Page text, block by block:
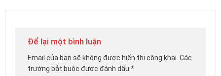
Để lại một bình luận
Email của bạn sẽ không được hiển thị công khai. Các
trường bắt buộc được đánh dấu *